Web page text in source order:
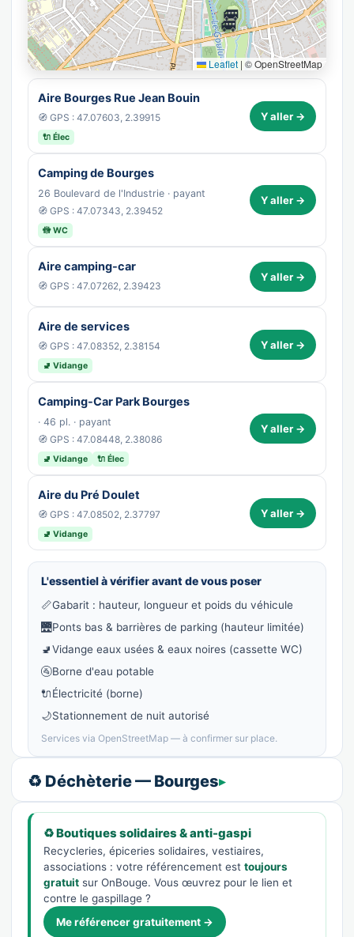
🚐
🚐
Leaflet | © OpenStreetMap
Aire Bourges Rue Jean Bouin
🧭 GPS : 47.07603, 2.39915
🔌 Élec
Y aller →
Camping de Bourges
26 Boulevard de l'Industrie · payant
🧭 GPS : 47.07343, 2.39452
🚻 WC
Y aller →
Aire camping-car
🧭 GPS : 47.07262, 2.39423
Y aller →
Aire de services
🧭 GPS : 47.08352, 2.38154
🚽 Vidange
Y aller →
Camping-Car Park Bourges
· 46 pl. · payant
🧭 GPS : 47.08448, 2.38086
🚽 Vidange 🔌 Élec
Y aller →
Aire du Pré Doulet
🧭 GPS : 47.08502, 2.37797
🚽 Vidange
Y aller →
L'essentiel à vérifier avant de vous poser
📏Gabarit : hauteur, longueur et poids du véhicule
🌉Ponts bas & barrières de parking (hauteur limitée)
🚽Vidange eaux usées & eaux noires (cassette WC)
🚰Borne d'eau potable
🔌Électricité (borne)
🌙Stationnement de nuit autorisé
Services via OpenStreetMap — à confirmer sur place.
♻️ Déchèterie — Bourges
♻️ Boutiques solidaires & anti-gaspi
Recycleries, épiceries solidaires, vestiaires,
associations : votre référencement est toujours
gratuit sur OnBouge. Vous œuvrez pour le lien et
contre le gaspillage ?
Me référencer gratuitement →